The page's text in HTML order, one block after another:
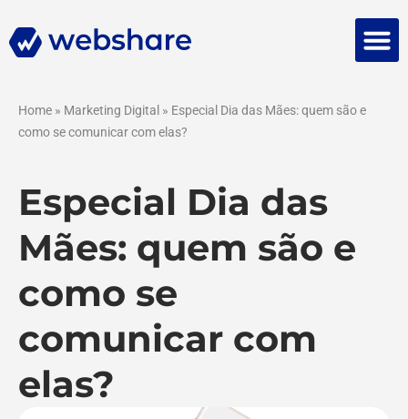
Home » Marketing Digital » Especial Dia das Mães: quem são e
como se comunicar com elas?
Especial Dia das
Mães: quem são e
como se
comunicar com
elas?